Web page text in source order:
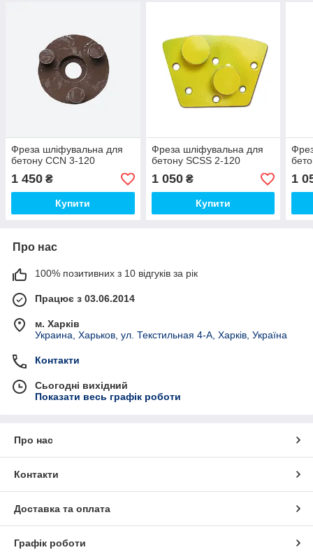
Фреза шліфувальна для
бетону CCN 3-120
1 450 ₴
Купити
Фреза шліфувальна для
бетону SCSS 2-120
1 050₴
Купити
1
Про нас
100% позитивних з 10 відгуків за рік
Працює з 03.06.2014
м. Харків
Украина, Харьков, ул. Текстильная 4-А, Харків, Україна
Контакти
Сьогодні вихідний
Показати весь графік роботи
Про нас
Контакти
Доставка та оплата
Графік роботи